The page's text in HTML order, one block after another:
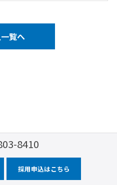
覧へ
8410
採用申込はこちら